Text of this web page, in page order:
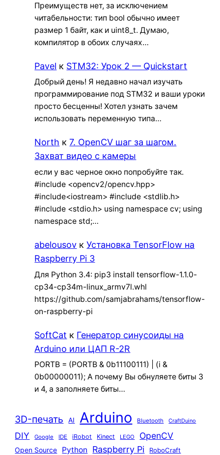
Преимуществ нет, за исключением
читабельности: тип bool обычно имеет
размер 1 байт, как и uint8_t. Думаю,
компилятор в обоих случаях…
Pavel к STM32: Урок 2 — Quickstart
Добрый день! Я недавно начал изучать
программирование под STM32 и ваши уроки
просто бесценны! Хотел узнать зачем
использовать переменную типа…
North к7. OpenCV шаг за шагом.
Захват видео с камеры
если у вас черное окно попробуйте так.
#include <opencv2/opencv.hpp>
#include<iostream> #include <stdlib.h>
#include <stdio.h> using namespace cv; using
namespace std;…
abelousov кУстановка TensorFlow на
Raspberry Pi 3
Для Python 3.4: pip3 install tensorflow-1.1.0-
cp34-cp34m-linux_armv7l.whl
https://github.com/samjabrahams/tensorflow-
on-raspberry-pi
SoftCat к Генератор синусоиды на
Arduino или ЦАП R-2R
PORTB = (PORTB & 0b11100111) | (i &
0b00000011); А почему Вы обнуляете биты 3
и 4, а заполняете биты…
3D-печать AI Arduino Bluetooth CraftDuino
DIY Google IDE iRobot Kinect LEGO OpenCV
Open Source Python Raspberry Pi RoboCraft